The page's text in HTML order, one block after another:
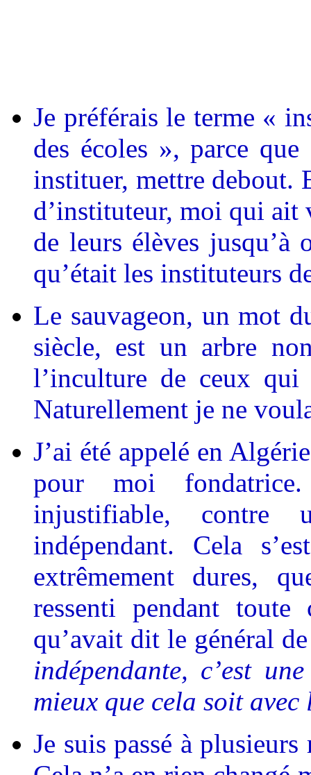
Je préférais le terme «
des écoles », parce
instituer, mettre debout.
d’instituteur, moi qui ait
de leurs élèves jusqu’à
qu’était les instituteurs
Le sauvageon, un mot
siècle, est un arbre
l’inculture de ceux
Naturellement je ne
J’ai été appelé en
pour moi
injustifiable,
indépendant. Cela
extrêmement dures,
ressenti pendant
qu’avait dit le général
indépendante, c’est
mieux que cela soit
Je suis passé à